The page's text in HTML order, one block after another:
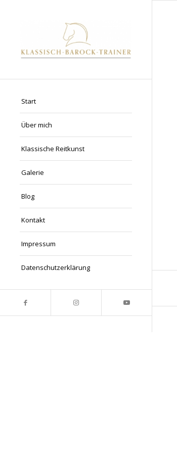
Start
Über mich
Klassische Reitkunst
Galerie
Blog
Kontakt
Impressum
Datenschutzerklärung